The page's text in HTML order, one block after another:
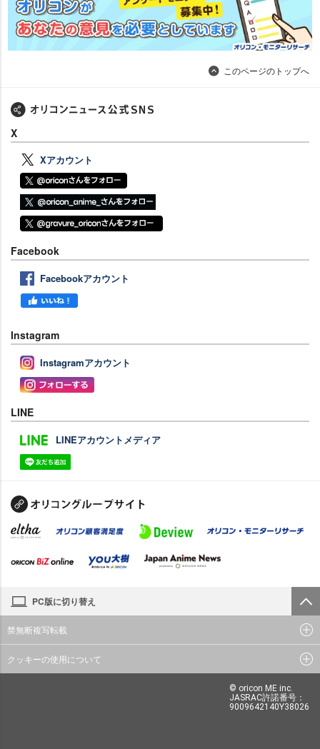
このページのトップへ
X
Xアカウント
Facebook
Facebookアカウント
Instagram
Instagramアカウント
LINE
LINEアカウントメディア
PC版に切り替え
禁無断複写転載
クッキーの使用について
© oricon ME inc.
JASRAC許諾番号：
9009642140Y38026